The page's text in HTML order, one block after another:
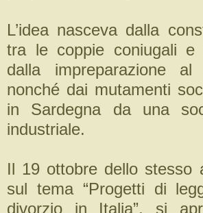
L’idea nasceva dalla
tra le coppie coniugali e
dalla impreparazione
nonché dai mutamenti
in Sardegna da una
industriale.
Il 19 ottobre dello stesso
sul tema “Progetti di
divorzio in Italia”, si